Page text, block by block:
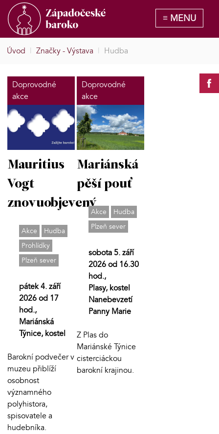
Úvod | Značky - Výstava | Hudba
Doprovodné
akce
Mauritius
Vogt
znovuobjevený
Akce
Hudba
Prohlídky
Plzeň sever
pátek 4. září
2026 od 17
hod.,
Mariánská
Týnice, kostel
Barokní podvečer v
muzeu přiblíží
osobnost
významného
polyhistora,
spisovatele a
hudebníka.
Doprovodné
akce
Mariánská
pěší pouť
Akce
Hudba
Plzeň sever
sobota 5. září
2026 od 16.30
hod.,
Plasy, kostel
Nanebevzetí
Panny Marie
Z Plas do
Mariánské Týnice
cisterciáckou
barokní krajinou.